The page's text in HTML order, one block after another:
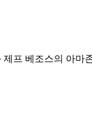
프 베조스의 아마